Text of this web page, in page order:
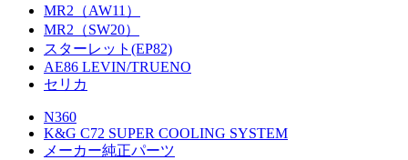
MR2（AW11）
MR2（SW20）
スターレット(EP82)
AE86 LEVIN/TRUENO
セリカ
N360
K&G C72 SUPER COOLING SYSTEM
メーカー純正パーツ